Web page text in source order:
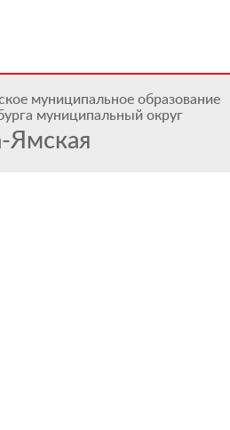
муниципальное образование
муниципальный округ
Ямская